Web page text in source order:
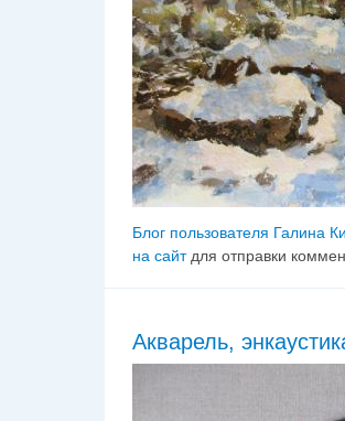
Блог пользователя Галина
на сайтдля отправки
Акварель,